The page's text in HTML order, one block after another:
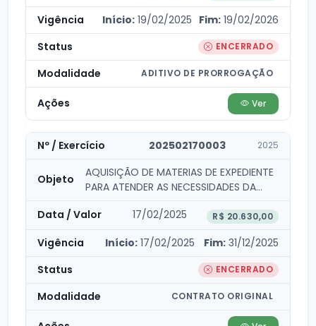
Início: 19/02/2025 Fim: 19/02/2026
ENCERRADO
ADITIVO DE PRORROGAÇÃO
Ver
202502170003 2025
AQUISIÇÃO DE MATERIAS DE EXPEDIENTE
PARA ATENDER AS NECESSIDADES DA
17/02/2025
R$ 20.630,00
Início:17/02/2025 Fim: 31/12/2025
ENCERRADO
CONTRATO ORIGINAL